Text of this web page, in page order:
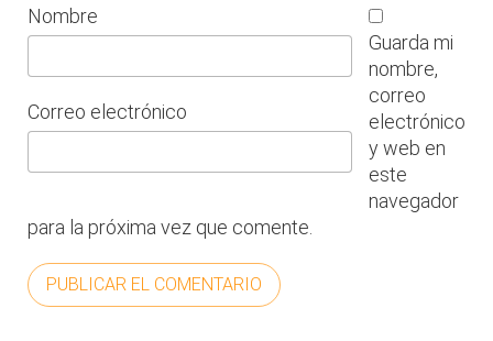
Nombre
Correo electrónico
Guarda mi
nombre,
correo
electrónico
y web en
este
navegador
para la próxima vez que comente.